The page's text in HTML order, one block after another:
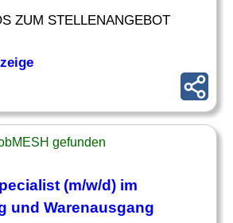
ZUM STELLENANGEBOT
gefunden
(m/w/d) im
und Warenausgang